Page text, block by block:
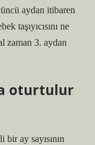
aydan itibaren
taşıyıcısını ne
zaman 3. aydan
oturtulur
ay sayısının